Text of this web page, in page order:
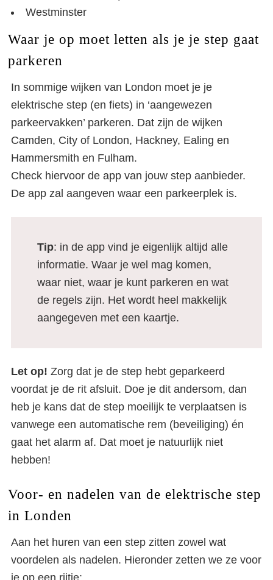
Westminster
Waar je op moet letten als je je step gaat
parkeren
In sommige wijken van London moet je je
elektrische step (en fiets) in ‘aangewezen
parkeervakken’ parkeren. Dat zijn de wijken
Camden, City of London, Hackney, Ealing en
Hammersmith en Fulham.
Check hiervoor de app van jouw step aanbieder.
De app zal aangeven waar een parkeerplek is.
Tip: in de app vind je eigenlijk altijd alle
informatie. Waar je wel mag komen,
waar niet, waar je kunt parkeren en wat
de regels zijn. Het wordt heel makkelijk
aangegeven met een kaartje.
Let op! Zorg dat je de step hebt geparkeerd
voordat je de rit afsluit. Doe je dit andersom, dan
heb je kans dat de step moeilijk te verplaatsen is
vanwege een automatische rem (beveiliging) én
gaat het alarm af. Dat moet je natuurlijk niet
hebben!
Voor- en nadelen van de elektrische step
in Londen
Aan het huren van een step zitten zowel wat
voordelen als nadelen. Hieronder zetten we ze voor
je op een rijtje: